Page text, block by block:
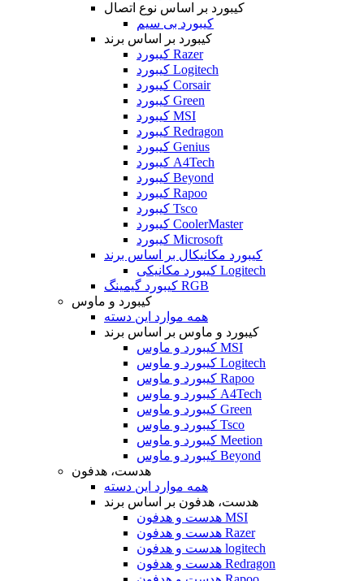
کیبورد بر اساس نوع اتصال
کیبورد بی سیم
کیبورد بر اساس برند
کیبورد Razer
کیبورد Logitech
کیبورد Corsair
کیبورد Green
کیبورد MSI
کیبورد Redragon
کیبورد Genius
کیبورد A4Tech
کیبورد Beyond
کیبورد Rapoo
کیبورد Tsco
کیبورد CoolerMaster
کیبورد Microsoft
کیبورد مکانیکال بر اساس برند
کیبورد مکانیکی Logitech
کیبورد گیمینگ RGB
کیبورد و ماوس
همه موارد این دسته
کیبورد و ماوس بر اساس برند
کیبورد و ماوس MSI
کیبورد و ماوس Logitech
کیبورد و ماوس Rapoo
کیبورد و ماوس A4Tech
کیبورد و ماوس Green
کیبورد و ماوس Tsco
کیبورد و ماوس Meetion
کیبورد و ماوس Beyond
هدست، هدفون
همه موارد این دسته
هدست، هدفون بر اساس برند
هدست و هدفون MSI
هدست و هدفون Razer
هدست و هدفون logitech
هدست و هدفون Redragon